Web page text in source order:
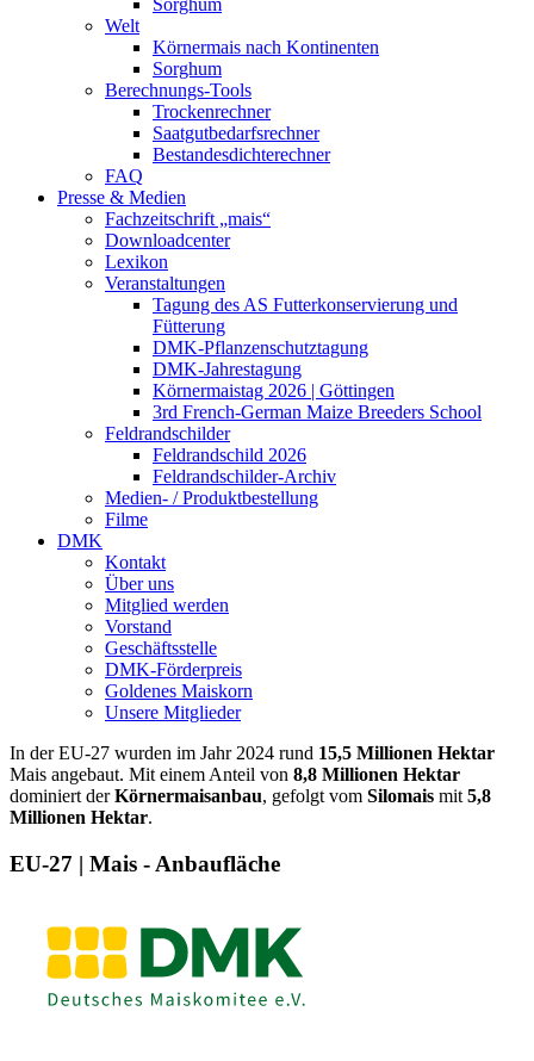
Welt
Körnermais nach Kontinenten
Sorghum
Berechnungs-Tools
Trockenrechner
Saatgutbedarfsrechner
Bestandesdichterechner
FAQ
Presse & Medien
Fachzeitschrift „mais“
Downloadcenter
Lexikon
Veranstaltungen
Tagung des AS Futterkonservierung und
Fütterung
DMK-Pflanzenschutztagung
DMK-Jahrestagung
Körnermaistag 2026 | Göttingen
3rd French-German Maize Breeders School
Feldrandschilder
Feldrandschild 2026
Feldrandschilder-Archiv
Medien- / Produktbestellung
Filme
DMK
Kontakt
Über uns
Mitglied werden
Vorstand
Geschäftsstelle
DMK-Förderpreis
Goldenes Maiskorn
Unsere Mitglieder
In der EU-27 wurden im Jahr 2024 rund 15,5 Millionen Hektar
Mais angebaut. Mit einem Anteil von 8,8 Millionen Hektar
dominiert derKörnermaisanbau, gefolgt vom Silomais mit 5,8
Millionen Hektar.
EU-27 | Mais - Anbaufläche